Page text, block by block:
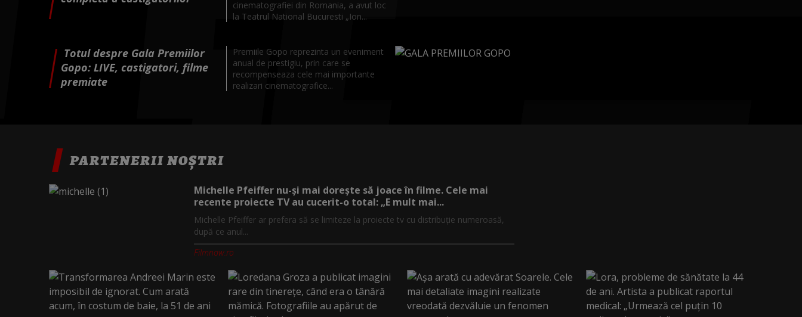
cinematografiei din Romania, a avut loc
la Teatrul National Bucuresti „Ion...
Totul despre Gala Premiilor
Gopo: LIVE, castigatori, filme
premiate
Premiile Gopo reprezinta un eveniment
anual de prestigiu, prin care se
recompenseaza cele mai importante
realizari cinematografice...
PARTENERII NOȘTRI
Michelle Pfeiffer nu-și mai dorește să joace în filme. Cele mai
recente proiecte TV au cucerit-o total: „E mult mai...
Michelle Pfeiffer ar prefera să se limiteze la proiecte tv cu distribuție numeroasă,
după ce anul...
Filmnow.ro